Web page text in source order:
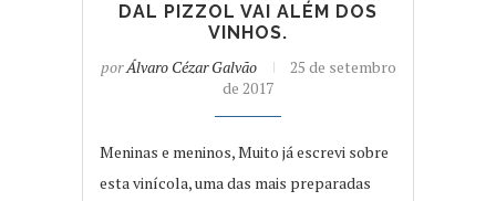
DAL PIZZOL VAI ALÉM DOS
VINHOS.
porÁlvaro Cézar Galvão
25 de setembro
de 2017
Meninas e meninos, Muito já escrevi sobre
esta vinícola, uma das mais preparadas